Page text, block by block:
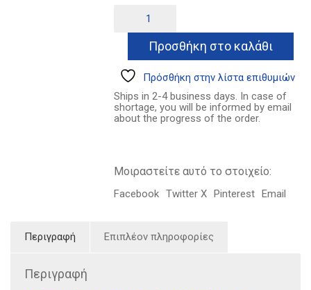
7.42€.είναι:
5.57€.
πρόσωπα
ζητούν
συγγραφέα
ποσότητα
Προσθήκη στο καλάθι
Πρόσθήκη στην λίστα επιθυμιών
Ships in 2-4 business days. In case of
shortage, you will be informed by email
about the progress of the order.
Μοιραστείτε αυτό το στοιχείο:
Facebook Twitter X Pinterest Email
Περιγραφή Επιπλέον πληροφορίες
Περιγραφή